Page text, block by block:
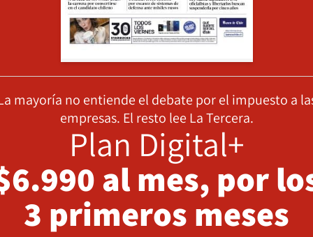
mayoría no entiende el debate por el impuesto a
empresas. El resto lee La Tercera.
Plan Digital+
al mes, por
3 primeros meses